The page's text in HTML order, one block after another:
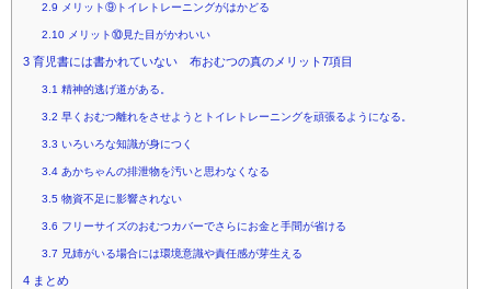
2.9 メリット⑨トイレトレーニングがはかどる
2.10メリット⑩見た目がかわいい
3 育児書には書かれていない 布おむつの真のメリット7項目
3.1 精神的逃げ道がある。
3.2 早くおむつ離れをさせようとトイレトレーニングを頑張るようになる。
3.3 いろいろな知識が身につく
3.4あかちゃんの排泄物を汚いと思わなくなる
3.5物資不足に影響されない
3.6 フリーサイズのおむつカバーでさらにお金と手間が省ける
3.7 兄姉がいる場合には環境意識や責任感が芽生える
4 まとめ